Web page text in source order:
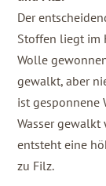
Der
Stoffen liegt im
Wolle
gewalkt, aber
ist gesponnene
Wasser gewalkt
entsteht eine
zu Filz.